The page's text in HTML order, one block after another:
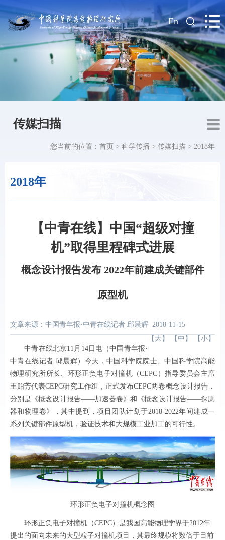
| En
传媒扫描
2018年
您当前的位置： 首页 > 科学传播 > 传媒扫描 > 2018年
【中青在线】中国“超级对撞
机”取得里程碑式进展
概念设计报告发布 2022年前建成关键部件
原型机
文章来源：中国青年报·中青在线记者 邱晨辉 2018-11-15
【 大 】 【 中 】 【 小 】
中青在线北京11月14日电（中国青年报·
中青在线记者 邱晨辉）今天，中国科学院院士、中国科学院高能
物理研究所所长、环形正负电子对撞机（CEPC）指导委员会主席
王贻芳代表CEPC研究工作组，正式发布CEPC两卷概念设计报告，
分别是《概念设计报告——加速器卷》和《概念设计报告——探测
器和物理卷》，其中提到，项目团队计划于2018-2022年间建成一
系列关键部件原型机，验证技术和大规模工业加工的可行性。
环形正负电子对撞机概念图
环形正负电子对撞机（CEPC）是我国高能物理学界于2012年
提出的面向未来的大型粒子对撞机项目，其最终规模将数倍于目前